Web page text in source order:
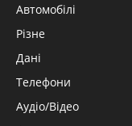
Автомобілі
Різне
Дані
Телефони
Аудіо/Відео